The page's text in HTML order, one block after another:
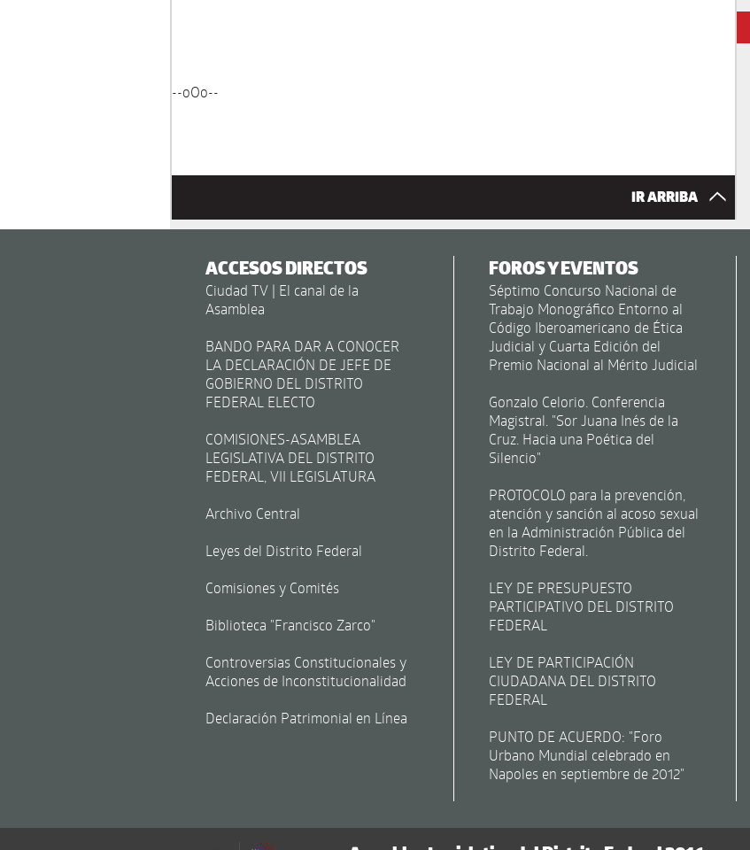
--oOo--
IR ARRIBA
ACCESOS DIRECTOS
Ciudad TV | El canal de la
Asamblea
BANDO PARA DAR A CONOCER
LA DECLARACIÓN DE JEFE DE
GOBIERNO DEL DISTRITO
FEDERAL ELECTO
COMISIONES-ASAMBLEA
LEGISLATIVA DEL DISTRITO
FEDERAL, VII LEGISLATURA
Archivo Central
Leyes del Distrito Federal
Comisiones y Comités
Biblioteca "Francisco Zarco"
Controversias Constitucionales y
Acciones de Inconstitucionalidad
Declaración Patrimonial en Línea
FOROS Y EVENTOS
Séptimo Concurso Nacional de
Trabajo Monográfico Entorno al
Código Iberoamericano de Ética
Judicial y Cuarta Edición del
Premio Nacional al Mérito Judicial
Gonzalo Celorio. Conferencia
Magistral. "Sor Juana Inés de la
Cruz. Hacia una Poética del
Silencio"
PROTOCOLO para la prevención,
atención y sanción al acoso sexual
en la Administración Pública del
Distrito Federal.
LEY DE PRESUPUESTO
PARTICIPATIVO DEL DISTRITO
FEDERAL
LEY DE PARTICIPACIÓN
CIUDADANA DEL DISTRITO
FEDERAL
PUNTO DE ACUERDO: "Foro
Urbano Mundial celebrado en
Napoles en septiembre de 2012"